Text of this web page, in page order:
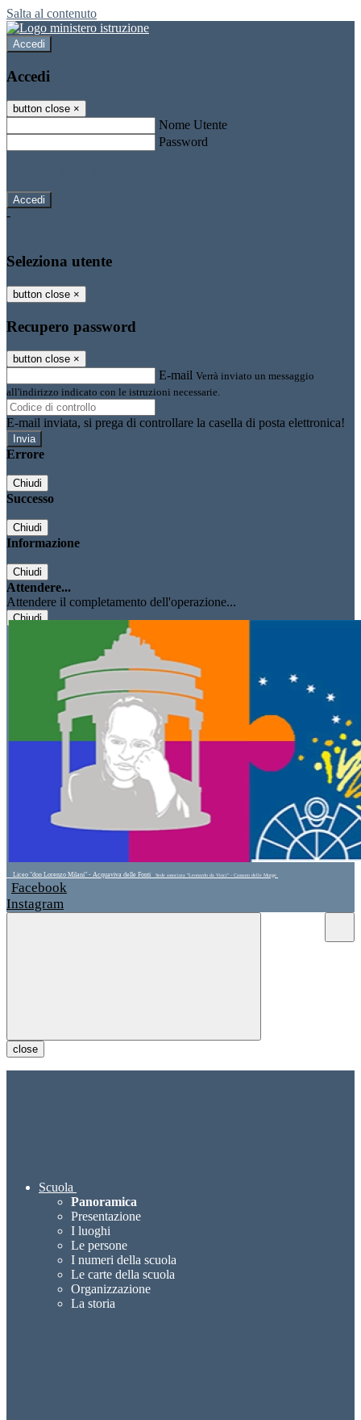
Salta al contenuto
Accedi
Accedi
button close ×
Nome Utente
Password
-
Seleziona utente
button close ×
Recupero password
button close ×
E-mail Verrà inviato un messaggio
all'indirizzo indicato con le istruzioni necessarie.
E-mail inviata, si prega di controllare la casella di posta elettronica!
Errore
Chiudi
Successo
Chiudi
Informazione
Chiudi
Attendere...
Attendere il completamento dell'operazione...
Chiudi
Liceo "don Lorenzo Milani" - Acquaviva delle Fonti Sede associata "Leonardo da Vinci" - Cassano delle Murge
Facebook
Instagram
close
Scuola
Panoramica
Presentazione
I luoghi
Le persone
I numeri della scuola
Le carte della scuola
Organizzazione
La storia